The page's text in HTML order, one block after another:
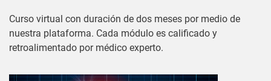
Curso virtual con duración de dos meses por medio de
nuestra plataforma. Cada módulo es calificado y
retroalimentado por médico experto.